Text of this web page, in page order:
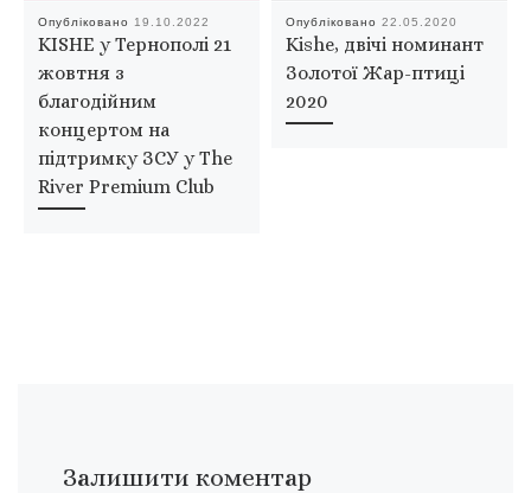
Опубліковано 19.10.2022
KISHE у Тернополі 21
жовтня з
благодійним
концертом на
підтримку ЗСУ у The
River Premium Club
Опубліковано 22.05.2020
Kishe, двічі номинант
Золотої Жар-птиці
2020
Залишити коментар